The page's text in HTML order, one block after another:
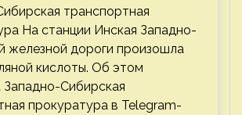
транспортная
На станции Инская Западно-
железной дороги произошла
кислоты. Об этом
Сибирская
прокуратура в Telegram-